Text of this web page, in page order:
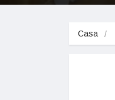
Casa